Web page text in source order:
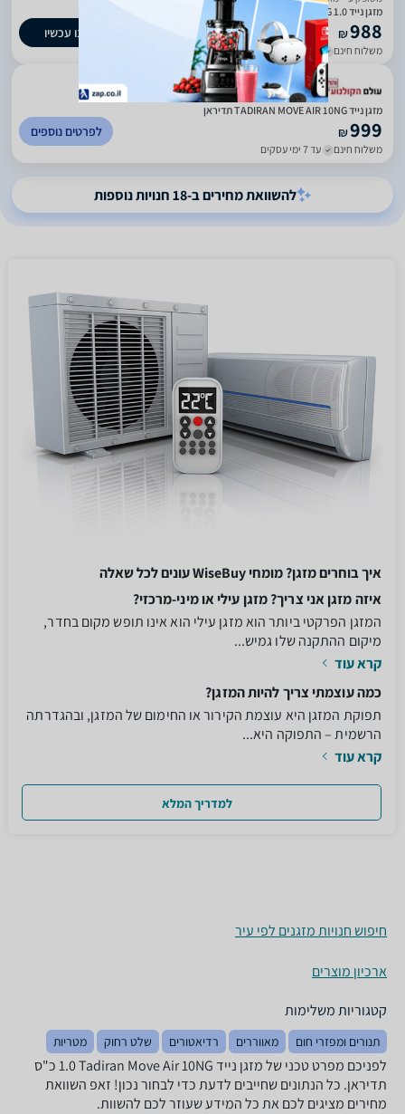
מזגן נייד Tadiran Move Air 10NG 1.0 כ"ס
₪988
משלוח חינם עד 10 ימי עסקים
קנו עכשיו
4.28
(
3022
)
מזגן נייד TADIRAN MOVE AIR 10NG תדיראן
₪999
משלוח חינם עד 7 ימי עסקים
לפרטים נוספים
להשוואת מחירים ב-18 חנויות נוספות
איך בוחרים מזגן? מומחי WiseBuy עונים לכל שאלה
איזה מזגן אני צריך? מזגן עילי או מיני-מרכזי?
המזגן הפרקטי ביותר הוא מזגן עילי הוא אינו תופש מקום בחדר,
מיקום ההתקנה שלו גמיש...
קרא עוד
כמה עוצמתי צריך להיות המזגן?
תפוקת המזגן היא עוצמת הקירור או החימום של המזגן, ובהגדרתה
הרשמית – התפוקה היא...
קרא עוד
למדריך המלא
חיפוש חנויות מזגנים לפי עיר
ארכיון מוצרים
קטגוריות משלימות
תנורים ומפזרי חום מאווררים רדיאטורים שלט רחוק מטריות
לפניכם מפרט טכני של ‏מזגן נייד Tadiran Move Air 10NG ‏1.0 ‏כ"ס
תדיראן. כל הנתונים שחייבים לדעת כדי לבחור נכון! זאפ השוואת
מחירים מציגים לכם את כל המידע שעוזר לכם להשוות.